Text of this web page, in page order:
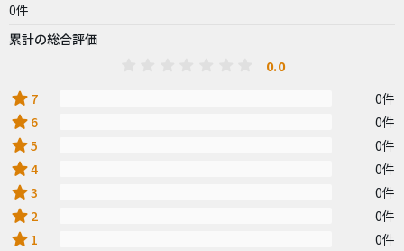
0件
累計の総合評価
0.0
star 7 0件
star 6 0件
star5 0件
star4 0件
star3 0件
star 2 0件
star 1
0件